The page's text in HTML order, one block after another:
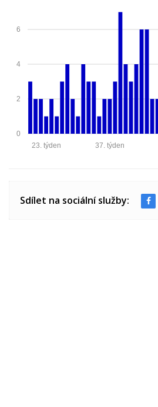
0
2
4
6
37. týden
23. týden
Sdílet na sociální služby: